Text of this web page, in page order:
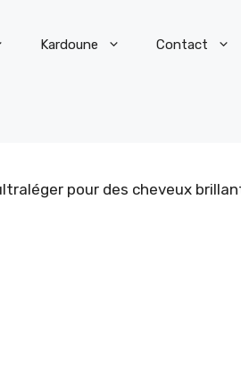
Kardoune Contact
pour des cheveux